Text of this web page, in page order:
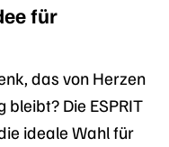
für
das von Herzen
Die ESPRIT
ideale Wahl für